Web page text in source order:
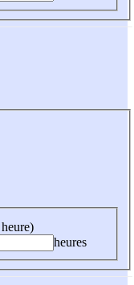
heures